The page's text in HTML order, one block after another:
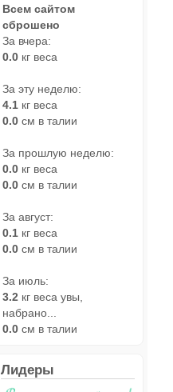
Всем сайтом
сброшено
За вчера:
0.0 кг веса
За эту неделю:
4.1 кг веса
0.0 см в талии
За прошлую неделю:
0.0 кг веса
0.0 см в талии
За август:
0.1 кг веса
0.0 см в талии
За июль:
3.2 кг веса увы,
набрано...
0.0 см в талии
Лидеры